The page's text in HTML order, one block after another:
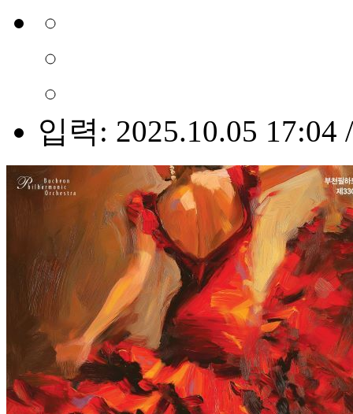
입력: 2025.10.05 17:04